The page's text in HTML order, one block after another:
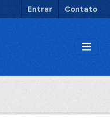
Entrar Contato